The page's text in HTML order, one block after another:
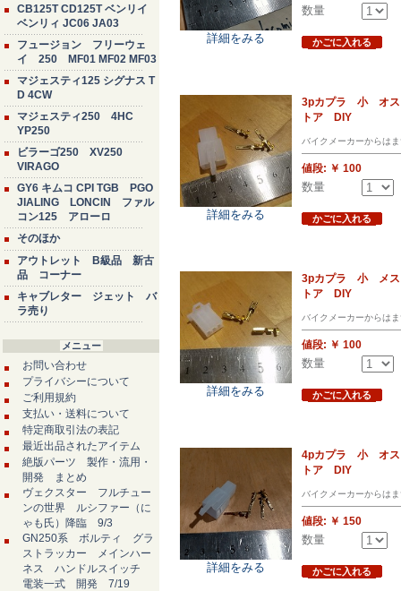
CB125T CD125T ベンリイ
ベンリィ JC06 JA03
フュージョン フリーウェ
イ 250 MF01 MF02 MF03
マジェスティ125 シグナス T
D 4CW
マジェスティ250 4HC
YP250
ビラーゴ250 XV250
VIRAGO
GY6 キムコ CPI TGB PGO
JIALING LONCIN ファル
コン125 アローロ
そのほか
アウトレット B級品 新古
品 コーナー
キャブレター ジェット バ
ラ売り
メニュー
お問い合わせ
プライバシーについて
ご利用規約
支払い・送料について
特定商取引法の表記
最近出品されたアイテム
絶版パーツ 製作・流用・
開発 まとめ
ヴェクスター フルチュー
ンの世界 ルシファー（に
ゃも氏）降臨 9/3
GN250系 ボルティ グラ
ストラッカー メインハー
ネス ハンドルスイッチ
電装一式 開発 7/19
詳細をみる
数量
かごに入れる
詳細をみる
3pカプラ 小 オ
トア DIY
バイクメーカーからは
値段: ￥ 100
数量
かごに入れる
詳細をみる
3pカプラ 小 メ
トア DIY
バイクメーカーからは
値段: ￥ 100
数量
かごに入れる
詳細をみる
4pカプラ 小 オ
トア DIY
バイクメーカーからは
値段: ￥ 150
数量
かごに入れる